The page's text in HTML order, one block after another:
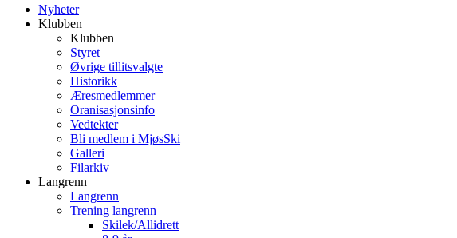
Nyheter
Klubben
Klubben
Styret
Øvrige tillitsvalgte
Historikk
Æresmedlemmer
Oranisasjonsinfo
Vedtekter
Bli medlem i MjøsSki
Galleri
Filarkiv
Langrenn
Langrenn
Trening langrenn
Skilek/Allidrett